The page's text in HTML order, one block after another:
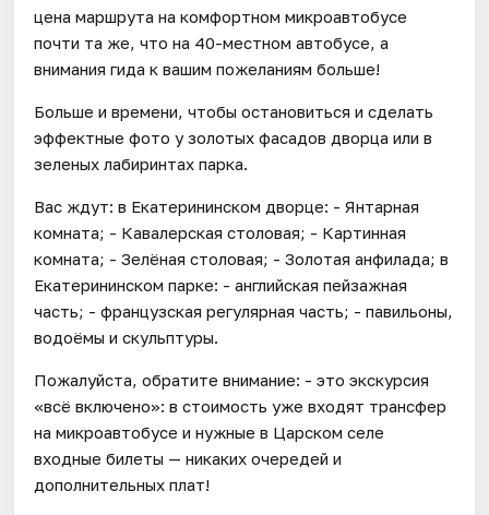
цена маршрута на комфортном микроавтобусе
почти та же, что на 40-местном автобусе, а
внимания гида к вашим пожеланиям больше!
Больше и времени, чтобы остановиться и сделать
эффектные фото у золотых фасадов дворца или в
зеленых лабиринтах парка.
Вас ждут: в Екатерининском дворце: - Янтарная
комната; - Кавалерская столовая; - Картинная
комната; - Зелёная столовая; - Золотая анфилада; в
Екатерининском парке: - английская пейзажная
часть; - французская регулярная часть; - павильоны,
водоёмы и скульптуры.
Пожалуйста, обратите внимание: - это экскурсия
«всё включено»‎: в стоимость уже входят трансфер
на микроавтобусе и нужные в Царском селе
входные билеты — никаких очередей и
дополнительных плат!